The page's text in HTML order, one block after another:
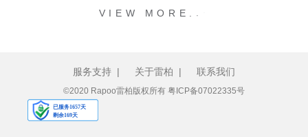
VIEW MORE .
服务支持 | 关于雷柏 | 联系我们
©2020 Rapoo雷柏版权所有 粤ICP备07022335号